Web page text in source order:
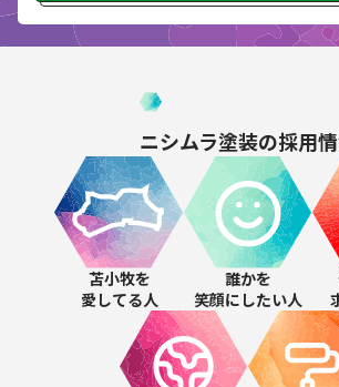
ニシムラ塗装の採用
苫小牧を
愛してる人
誰かを
笑顔にしたい人